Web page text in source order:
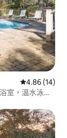
從 14 則評價
4.86 (14)
室，溫水泳